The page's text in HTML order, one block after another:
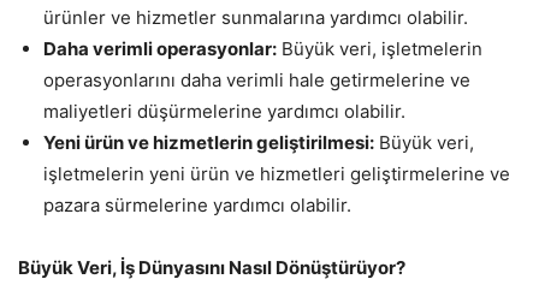
ürünler ve hizmetler sunmalarına yardımcı olabilir.
Daha verimli operasyonlar: Büyük veri, işletmelerin
operasyonlarını daha verimli hale getirmelerine ve
maliyetleri düşürmelerine yardımcı olabilir.
Yeni ürün ve hizmetlerin geliştirilmesi: Büyük veri,
işletmelerin yeni ürün ve hizmetleri geliştirmelerine ve
pazara sürmelerine yardımcı olabilir.
Büyük Veri, İş Dünyasını Nasıl Dönüştürüyor?